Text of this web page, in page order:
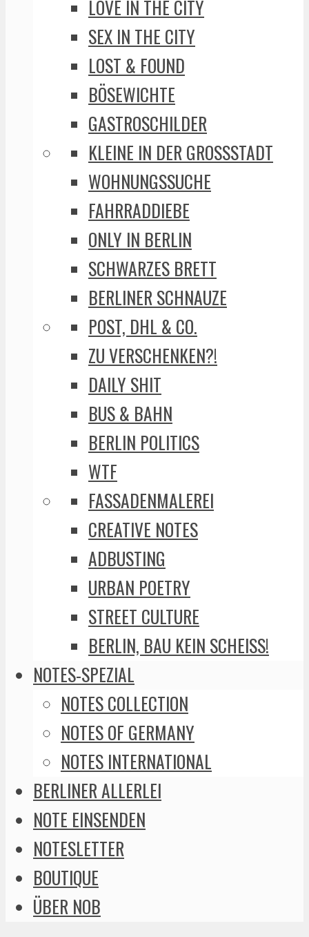
LOVE IN THE CITY
SEX IN THE CITY
LOST & FOUND
BÖSEWICHTE
GASTROSCHILDER
KLEINE IN DER GROSSSTADT
WOHNUNGSSUCHE
FAHRRADDIEBE
ONLY IN BERLIN
SCHWARZES BRETT
BERLINER SCHNAUZE
POST, DHL & CO.
ZU VERSCHENKEN?!
DAILY SHIT
BUS & BAHN
BERLIN POLITICS
WTF
FASSADENMALEREI
CREATIVE NOTES
ADBUSTING
URBAN POETRY
STREET CULTURE
BERLIN, BAU KEIN SCHEISS!
NOTES-SPEZIAL
NOTES COLLECTION
NOTES OF GERMANY
NOTES INTERNATIONAL
BERLINER ALLERLEI
NOTE EINSENDEN
NOTESLETTER
BOUTIQUE
ÜBER NOB